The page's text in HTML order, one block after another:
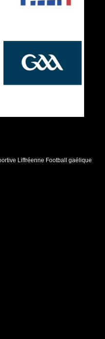
Liffréenne Football gaélique